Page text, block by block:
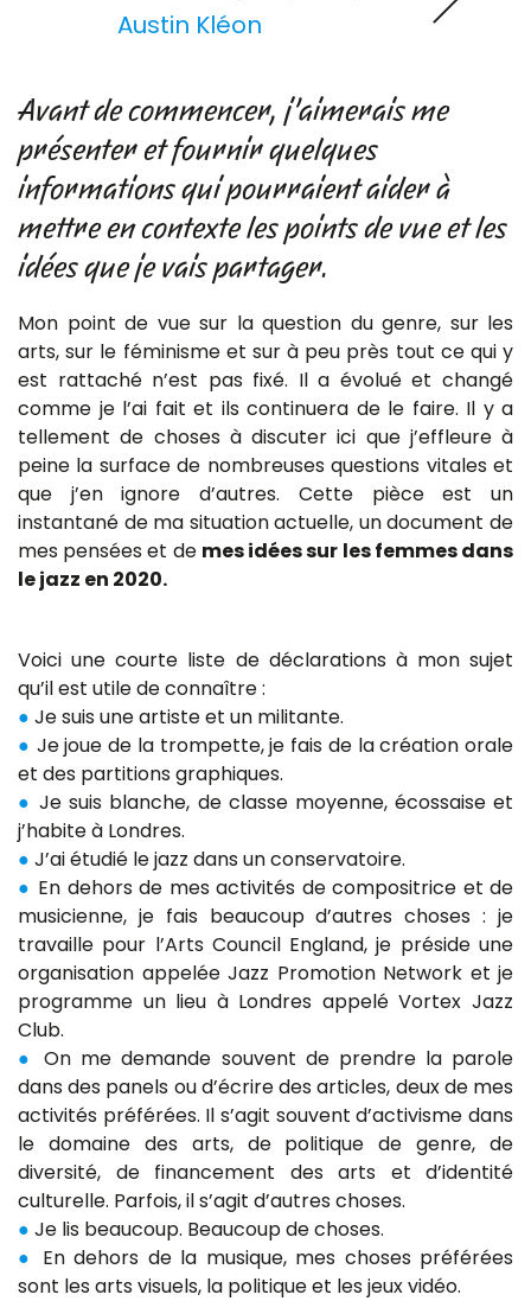
Austin Kléon
Avant de commencer, j’aimerais me
présenter et fournir quelques
informations qui pourraient aider à
mettre en contexte les points de vue et les
idées que je vais partager.
Mon point de vue sur la question du genre, sur les
arts, sur le féminisme et sur à peu près tout ce qui y
est rattaché n’est pas fixé. Il a évolué et changé
comme je l’ai fait et ils continuera de le faire. Il y a
tellement de choses à discuter ici que j’effleure à
peine la surface de nombreuses questions vitales et
que j’en ignore d’autres. Cette pièce est un
instantané de ma situation actuelle, un document de
mes pensées et de mes idées sur les femmes dans
le jazz en 2020.
Voici une courte liste de déclarations à mon sujet
qu’il est utile de connaître :
● Je suis une artiste et un militante.
● Je joue de la trompette, je fais de la création orale
et des partitions graphiques.
● Je suis blanche, de classe moyenne, écossaise et
j’habite à Londres.
● J’ai étudié le jazz dans un conservatoire.
● En dehors de mes activités de compositrice et de
musicienne, je fais beaucoup d’autres choses : je
travaille pour l’Arts Council England, je préside une
organisation appelée Jazz Promotion Network et je
programme un lieu à Londres appelé Vortex Jazz
Club.
● On me demande souvent de prendre la parole
dans des panels ou d’écrire des articles, deux de mes
activités préférées. Il s’agit souvent d’activisme dans
le domaine des arts, de politique de genre, de
diversité, de financement des arts et d’identité
culturelle. Parfois, il s’agit d’autres choses.
● Je lis beaucoup. Beaucoup de choses.
● En dehors de la musique, mes choses préférées
sont les arts visuels, la politique et les jeux vidéo.